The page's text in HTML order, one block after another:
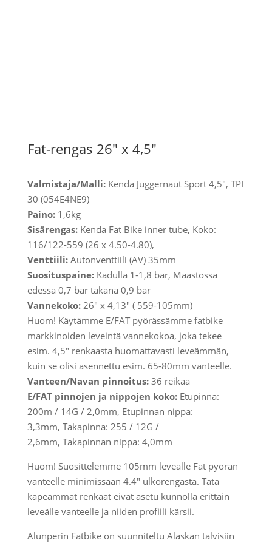
Fat-rengas 26″ x 4,5″
Valmistaja/Malli:Kenda Juggernaut Sport 4,5", TPI
30 (054E4NE9)
Paino:1,6kg
Sisärengas:Kenda Fat Bike inner tube, Koko:
116/122-559 (26 x 4.50-4.80),
Venttiili:Autonventtiili (AV) 35mm
Suosituspaine:Kadulla 1-1,8 bar, Maastossa
edessä 0,7 bar takana 0,9 bar
Vannekoko:26" x 4,13" ( 559-105mm)
Huom! Käytämme E/FAT pyörässämme fatbike
markkinoiden leveintä vannekokoa, joka tekee
esim. 4,5" renkaasta huomattavasti leveämmän,
kuin se olisi asennettu esim. 65-80mm vanteelle.
Vanteen/Navan pinnoitus:36 reikää
E/FAT pinnojen ja nippojen koko: Etupinna:
200m / 14G / 2,0mm, Etupinnan nippa:
3,3mm, Takapinna: 255 / 12G /
2,6mm, Takapinnan nippa: 4,0mm
Huom! Suosittelemme 105mm leveälle Fat pyörän
vanteelle minimissään 4.4" ulkorengasta. Tätä
kapeammat renkaat eivät asetu kunnolla erittäin
leveälle vanteelle ja niiden profiili kärsii.
Alunperin Fatbike on suunniteltu Alaskan talvisiin